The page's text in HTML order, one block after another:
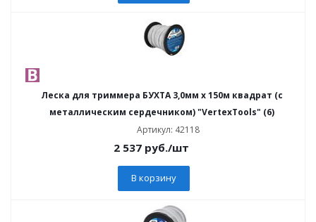
Леска для триммера БУХТА 3,0мм х 150м квадрат (с
металлическим сердечником) "VertexTools" (6)
Артикул: 42118
2 537руб./шт
В корзину